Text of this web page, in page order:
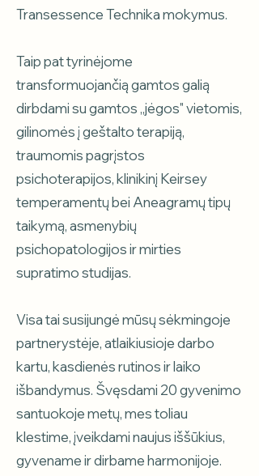
Transessence Technika mokymus.
Taip pat tyrinėjome
transformuojančią gamtos galią
dirbdami su gamtos ,,jėgos" vietomis,
gilinomės į geštalto terapiją,
traumomis pagrįstos
psichoterapijos, klinikinį Keirsey
temperamentų bei Aneagramų tipų
taikymą, asmenybių
psichopatologijos ir mirties
supratimo studijas.
Visa tai susijungė mūsų sėkmingoje
partnerystėje, atlaikiusioje darbo
kartu, kasdienės rutinos ir laiko
išbandymus. Švęsdami 20 gyvenimo
santuokoje metų, mes toliau
klestime, įveikdami naujus iššūkius,
gyvename ir dirbame harmonijoje.